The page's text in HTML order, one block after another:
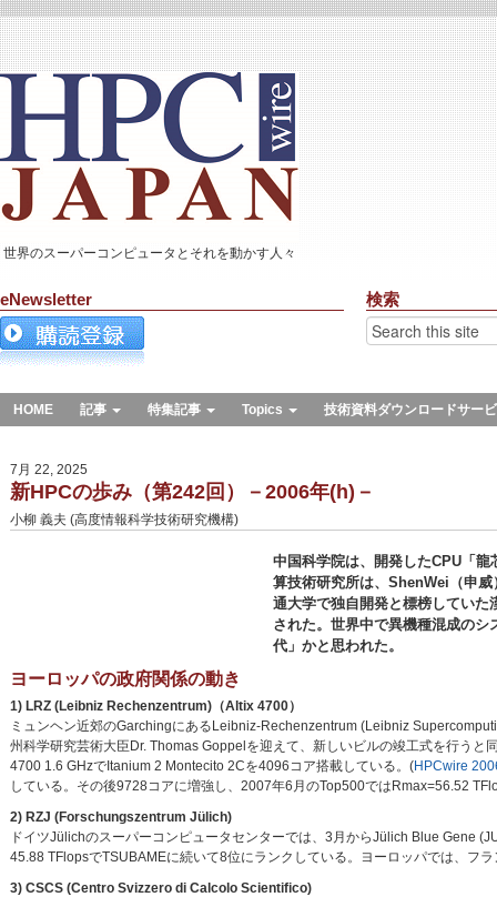
世界のスーパーコンピュータとそれを動かす人々
eNewsletter 検索
HOME 記事 特集記事 Topics 技術資料ダウンロードサー
7月 22, 2025
新HPCの歩み（第242回）－2006年(h)－
小柳 義夫 (高度情報科学技術研究機構)
中国科学院は、開発したCPU「
算技術研究所は、ShenWei（申
通大学で独自開発と標榜していた
された。世界中で異機種混成の
代」かと思われた。
ヨーロッパの政府関係の動き
1) LRZ (Leibniz Rechenzentrum)（Altix 4700）
ミュンヘン近郊のGarchingにあるLeibniz-Rechenzentrum (Leibniz
州科学研究芸術大臣Dr. Thomas Goppelを迎えて、新しいビルの竣工式を行う
4700 1.6 GHzでItanium 2 Montecito 2Cを4096コア搭載している。(HPCwire
している。その後9728コアに増強し、2007年6月のTop500ではRmax=56.52
2) RZJ (Forschungszentrum Jülich)
ドイツJülichのスーパーコンピュータセンターでは、3月からJülich Blue Gene
45.88 TFlopsでTSUBAMEに続いて8位にランクしている。ヨーロッパでは、フ
3) CSCS (Centro Svizzero di Calcolo Scientifico)